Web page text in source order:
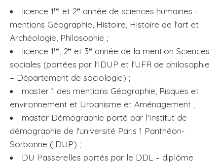
licence 1re et 2e année de sciences humaines –
mentions Géographie, Histoire, Histoire de l'art et
Archéologie, Philosophie ;
licence 1re , 2e et 3e année de la mention Sciences
sociales (portées par l'IDUP et l'UFR de philosophie
– Département de sociologie) ;
master 1 des mentions Géographie, Risques et
environnement et Urbanisme et Aménagement ;
master Démographie porté par l'Institut de
démographie de l'université Paris 1 Panthéon-
Sorbonne (IDUP) ;
DU Passerelles portés par le DDL – diplôme